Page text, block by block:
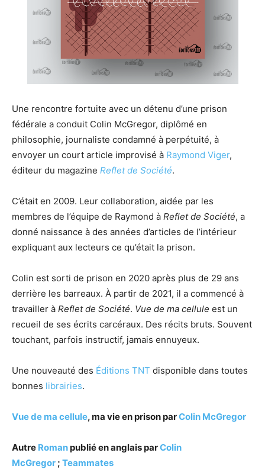
Une rencontre fortuite avec un détenu d’une prison
fédérale a conduit Colin McGregor, diplômé en
philosophie, journaliste condamné à perpétuité, à
envoyer un court article improvisé à Raymond Viger,
éditeur du magazine Reflet de Société.
C’était en 2009. Leur collaboration, aidée par les
membres de l’équipe de Raymond à Reflet de Société, a
donné naissance à des années d’articles de l’intérieur
expliquant aux lecteurs ce qu’était la prison.
Colin est sorti de prison en 2020 après plus de 29 ans
derrière les barreaux. À partir de 2021, il a commencé à
travailler à Reflet de Société. Vue de ma cellule est un
recueil de ses écrits carcéraux. Des récits bruts. Souvent
touchant, parfois instructif, jamais ennuyeux.
Une nouveauté des Éditions TNT disponible dans toutes
bonnes librairies.
Vue de ma cellule, ma vie en prison parColin McGregor
Autre Romanpublié en anglais parColin
McGregor ; Teammates